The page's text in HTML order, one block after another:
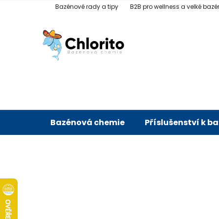
Bazénové rady a tipy B2B pro wellness a velké
Bazénová chemie Příslušenství k